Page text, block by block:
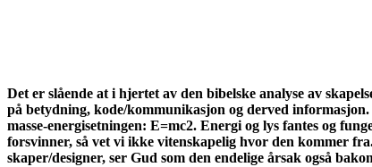
Det er slående at i hjertet av den bibelske analyse av
på betydning, kode/kommunikasjon og derved
masse-energisetningen: E=mc2. Energi og lys fantes og
forsvinner, så vet vi ikke vitenskapelig hvor den kommer
skaper/designer, ser Gud som den endelige årsak også